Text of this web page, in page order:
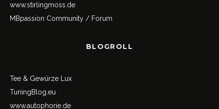
www.stirlingmoss.de
MBpassion Community / Forum
BLOGROLL
Tee & Gewürze Lux
TuningBlog.eu
www.autophorie.de